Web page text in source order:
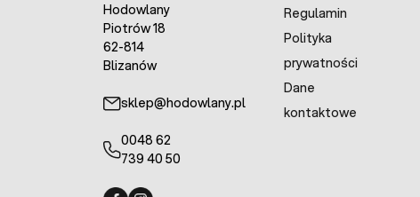
Hodowlany
Piotrów 18
62-814
Blizanów
sklep@hodowlany.pl
0048 62
739 40 50
Regulamin
Polityka
prywatności
Dane
kontaktowe